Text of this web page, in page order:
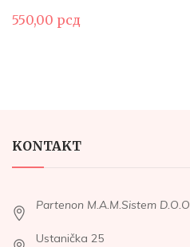
550,00 рсд
KONTAKT
Partenon M.A.M.Sistem D.O.O
Ustanička 25